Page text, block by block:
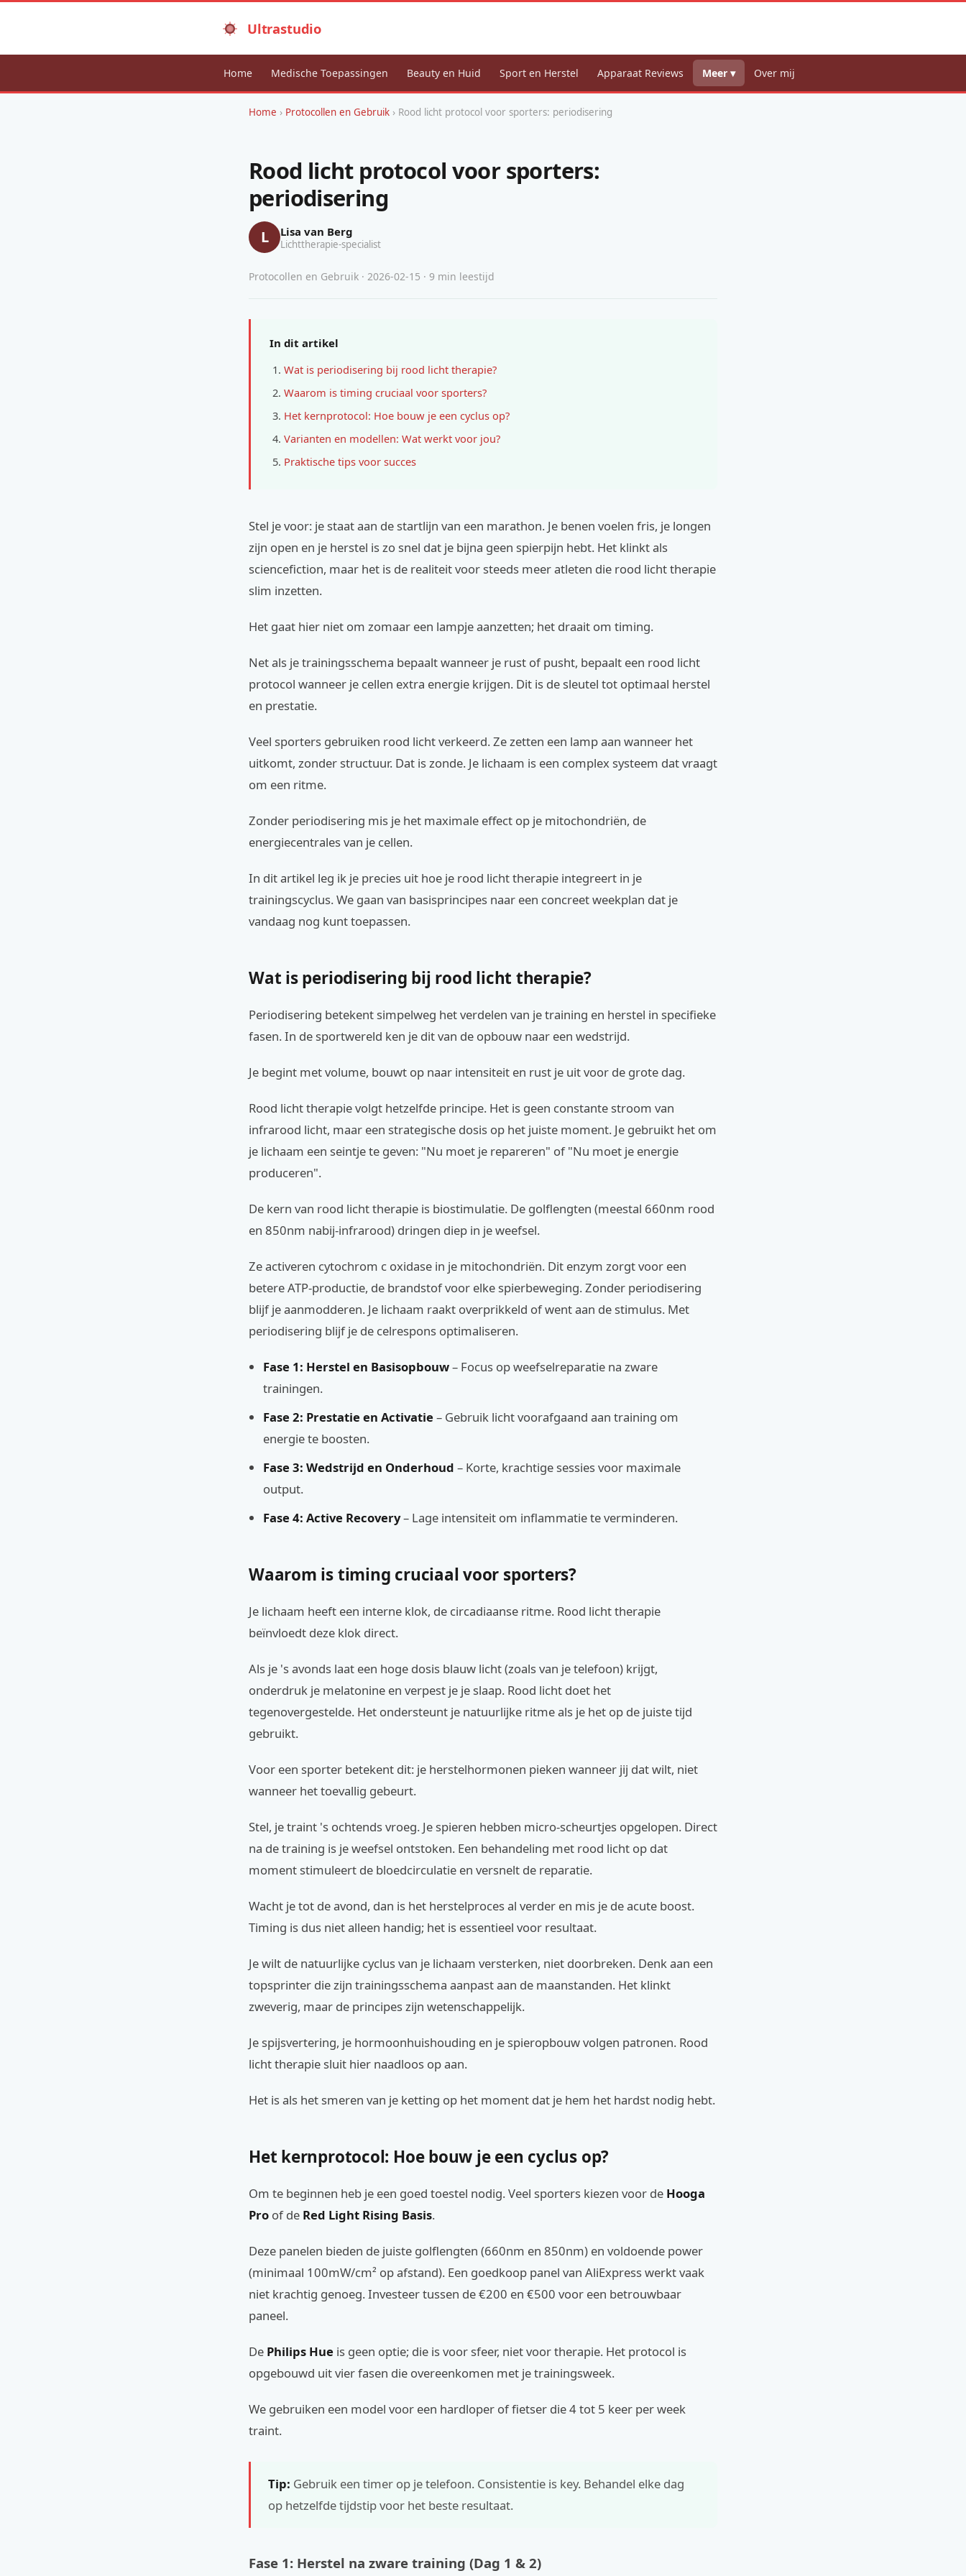
Ultrastudio
Home Medische Toepassingen Beauty en Huid Sport en Herstel Apparaat Reviews Meer ▾ Over mij
Home › Protocollen en Gebruik › Rood licht protocol voor sporters: periodisering
Rood licht protocol voor sporters:
periodisering
L Lisa van Berg
Lichttherapie-specialist
Protocollen en Gebruik · 2026-02-15 · 9 min leestijd
In dit artikel
Wat is periodisering bij rood licht therapie?
Waarom is timing cruciaal voor sporters?
Het kernprotocol: Hoe bouw je een cyclus op?
Varianten en modellen: Wat werkt voor jou?
Praktische tips voor succes
Stel je voor: je staat aan de startlijn van een marathon. Je benen voelen fris, je longen
zijn open en je herstel is zo snel dat je bijna geen spierpijn hebt. Het klinkt als
sciencefiction, maar het is de realiteit voor steeds meer atleten die rood licht therapie
slim inzetten.
Het gaat hier niet om zomaar een lampje aanzetten; het draait om timing.
Net als je trainingsschema bepaalt wanneer je rust of pusht, bepaalt een rood licht
protocol wanneer je cellen extra energie krijgen. Dit is de sleutel tot optimaal herstel
en prestatie.
Veel sporters gebruiken rood licht verkeerd. Ze zetten een lamp aan wanneer het
uitkomt, zonder structuur. Dat is zonde. Je lichaam is een complex systeem dat vraagt
om een ritme.
Zonder periodisering mis je het maximale effect op je mitochondriën, de
energiecentrales van je cellen.
In dit artikel leg ik je precies uit hoe je rood licht therapie integreert in je
trainingscyclus. We gaan van basisprincipes naar een concreet weekplan dat je
vandaag nog kunt toepassen.
Wat is periodisering bij rood licht therapie?
Periodisering betekent simpelweg het verdelen van je training en herstel in specifieke
fasen. In de sportwereld ken je dit van de opbouw naar een wedstrijd.
Je begint met volume, bouwt op naar intensiteit en rust je uit voor de grote dag.
Rood licht therapie volgt hetzelfde principe. Het is geen constante stroom van
infrarood licht, maar een strategische dosis op het juiste moment. Je gebruikt het om
je lichaam een seintje te geven: "Nu moet je repareren" of "Nu moet je energie
produceren".
De kern van rood licht therapie is biostimulatie. De golflengten (meestal 660nm rood
en 850nm nabij-infrarood) dringen diep in je weefsel.
Ze activeren cytochrom c oxidase in je mitochondriën. Dit enzym zorgt voor een
betere ATP-productie, de brandstof voor elke spierbeweging. Zonder periodisering
blijf je aanmodderen. Je lichaam raakt overprikkeld of went aan de stimulus. Met
periodisering blijf je de celrespons optimaliseren.
Fase 1: Herstel en Basisopbouw– Focus op weefselreparatie na zware
trainingen.
Fase 2: Prestatie en Activatie– Gebruik licht voorafgaand aan training om
energie te boosten.
Fase 3: Wedstrijd en Onderhoud – Korte, krachtige sessies voor maximale
output.
Fase 4: Active Recovery– Lage intensiteit om inflammatie te verminderen.
Waarom is timing cruciaal voor sporters?
Je lichaam heeft een interne klok, de circadiaanse ritme. Rood licht therapie
beïnvloedt deze klok direct.
Als je 's avonds laat een hoge dosis blauw licht (zoals van je telefoon) krijgt,
onderdruk je melatonine en verpest je je slaap. Rood licht doet het
tegenovergestelde. Het ondersteunt je natuurlijke ritme als je het op de juiste tijd
gebruikt.
Voor een sporter betekent dit: je herstelhormonen pieken wanneer jij dat wilt, niet
wanneer het toevallig gebeurt.
Stel, je traint 's ochtends vroeg. Je spieren hebben micro-scheurtjes opgelopen. Direct
na de training is je weefsel ontstoken. Een behandeling met rood licht op dat
moment stimuleert de bloedcirculatie en versnelt de reparatie.
Wacht je tot de avond, dan is het herstelproces al verder en mis je de acute boost.
Timing is dus niet alleen handig; het is essentieel voor resultaat.
Je wilt de natuurlijke cyclus van je lichaam versterken, niet doorbreken. Denk aan een
topsprinter die zijn trainingsschema aanpast aan de maanstanden. Het klinkt
zweverig, maar de principes zijn wetenschappelijk.
Je spijsvertering, je hormoonhuishouding en je spieropbouw volgen patronen. Rood
licht therapie sluit hier naadloos op aan.
Het is als het smeren van je ketting op het moment dat je hem het hardst nodig hebt.
Het kernprotocol: Hoe bouw je een cyclus op?
Om te beginnen heb je een goed toestel nodig. Veel sporters kiezen voor de Hooga
Pro of de Red Light Rising Basis.
Deze panelen bieden de juiste golflengten (660nm en 850nm) en voldoende power
(minimaal 100mW/cm² op afstand). Een goedkoop panel van AliExpress werkt vaak
niet krachtig genoeg. Investeer tussen de €200 en €500 voor een betrouwbaar
paneel.
De Philips Hue is geen optie; die is voor sfeer, niet voor therapie. Het protocol is
opgebouwd uit vier fasen die overeenkomen met je trainingsweek.
We gebruiken een model voor een hardloper of fietser die 4 tot 5 keer per week
traint.
Tip: Gebruik een timer op je telefoon. Consistentie is key. Behandel elke dag
op hetzelfde tijdstip voor het beste resultaat.
Fase 1: Herstel na zware training (Dag 1 & 2)